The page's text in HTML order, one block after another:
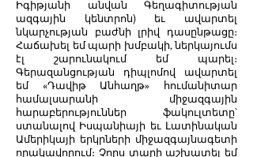
Իգիթյանի անվան Գեղագիտության
ազգային կենտրոն) եւ ավարտել
նկարչության բաժնի լրիվ դասընթացը։
Հաճախել եմ պարի խմբակի, ներկայումս
էլ շարունակում եմ պարել։
Գերազանցության դիպլոմով ավարտել
եմ «Դավիթ Անհաղթ» հումանիտար
համալսարանի միջազգային
հարաբերություններ ֆակուլտետը՝
ստանալով Իսպանիայի եւ Լատինական
Ամերիկայի երկրների միջազգայնագետի
որակավորում։ Չորս տարի աշխատել եմ